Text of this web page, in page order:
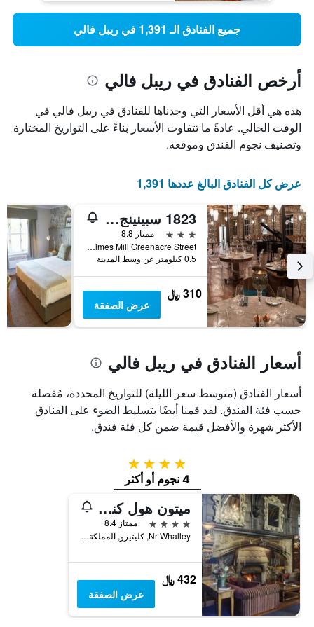
جميع الفنادق الـ 1,391 في ريبل فالي
أرخص الفنادق في ريبل فالي
هذه هي أقل الأسعار التي وجدناها للفنادق في ريبل فالي في
الوقت الحالي. عادةً ما تتفاوت الأسعار بناءً على التواريخ المختارة
وتصنيف نجوم الفندق وموقعه.
عرض كل الفنادق البالغ عددها 1,391
1823 سبينينج بلوك
3 نجوم
ممتاز 8.8
Holmes Mill Greenacre Street, كليتيرو, المملكة المتحدة
0.5 كيلومتر عن وسط المدينة
310 ﷼
عرض الصفقة
أسعار الفنادق في ريبل فالي
أسعار الفنادق (متوسط سعر الليلة) للتواريخ المحددة، مُفصلة
حسب فئة الفندق. لقد قمنا أيضًا بتسليط الضوء على الفنادق
الأكثر شهرة والأفضل قيمة ضمن كل فئة فندق.
4 نجوم
4 نجوم أو أكثر
ميتون هول كنتري هاوس هوتل
4 نجوم
ممتاز 8.4
Nr Whalley, كليتيرو, المملكة المتحدة
432 ﷼
عرض الصفقة